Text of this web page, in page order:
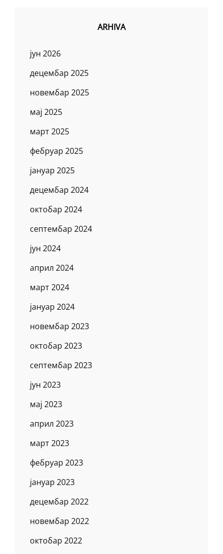
ARHIVA
јун 2026
децембар 2025
новембар 2025
мај 2025
март 2025
фебруар 2025
јануар 2025
децембар 2024
октобар 2024
септембар 2024
јун 2024
април 2024
март 2024
јануар 2024
новембар 2023
октобар 2023
септембар 2023
јун 2023
мај 2023
април 2023
март 2023
фебруар 2023
јануар 2023
децембар 2022
новембар 2022
октобар 2022